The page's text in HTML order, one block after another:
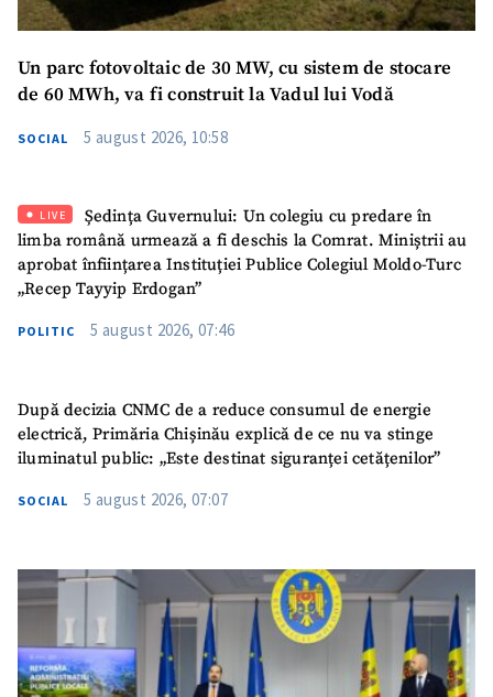
Un parc fotovoltaic de 30 MW, cu sistem de stocare
de 60 MWh, va fi construit la Vadul lui Vodă
SOCIAL 5 august 2026, 10:58
LIVE
Ședința Guvernului: Un colegiu cu predare în
limba română urmează a fi deschis la Comrat. Miniștrii au
aprobat înființarea Instituției Publice Colegiul Moldo-Turc
„Recep Tayyip Erdogan”
POLITIC 5 august 2026, 07:46
După decizia CNMC de a reduce consumul de energie
electrică, Primăria Chișinău explică de ce nu va stinge
iluminatul public: „Este destinat siguranței cetățenilor”
SOCIAL 5 august 2026, 07:07
Mesajul știrei
+ Mesajul știrei
CONTACT SURSĂ
Sursă anonimă
Email+ Emailul meu
Telefon
+ Telefon personal
confidențialitate.
TRIMITE ȘTIREA